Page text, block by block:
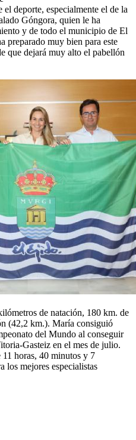
deporte, especialmente el de la
Góngora, quien le ha
y de todo el municipio de El
preparado muy bien para este
que dejará muy alto el pabellón
de natación, 180 km. de
(42,2 km.). María consiguió
del Mundo al conseguir
Gasteiz en el mes de julio.
horas, 40 minutos y 7
los mejores especialistas